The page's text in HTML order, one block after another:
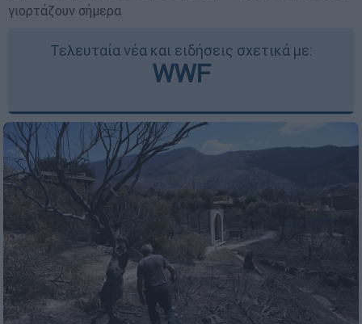
γιορτάζουν σήμερα
Τελευταία νέα και ειδήσεις σχετικά με:
WWF